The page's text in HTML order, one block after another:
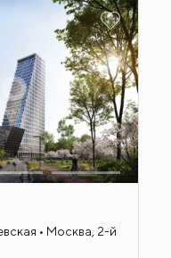
• Москва, 2-й